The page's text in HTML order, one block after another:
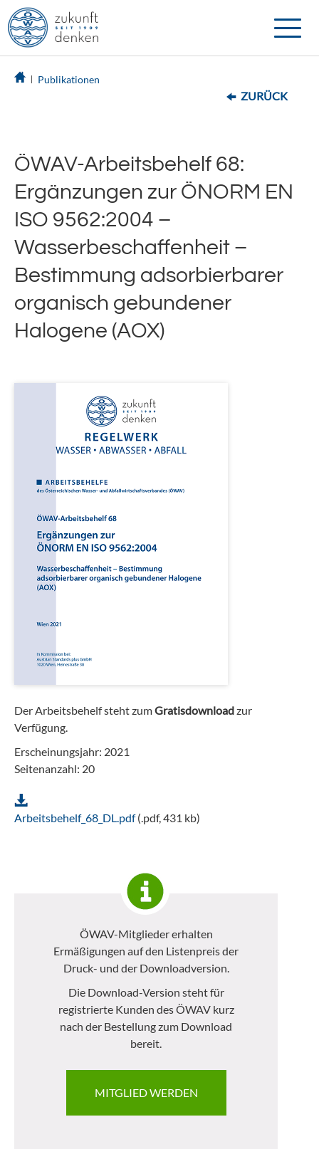
Toggle
Publikationen
ZURÜCK
ÖWAV-Arbeitsbehelf 68:
Ergänzungen zur ÖNORM EN
ISO 9562:2004 –
Wasserbeschaffenheit –
Bestimmung adsorbierbarer
organisch gebundener
Halogene (AOX)
Der Arbeitsbehelf steht zumGratisdownloadzur
Verfügung.
Erscheinungsjahr: 2021
Seitenanzahl: 20
Arbeitsbehelf_68_DL.pdf(.pdf, 431 kb)
ÖWAV-Mitglieder erhalten
Ermäßigungen auf den Listenpreis der
Druck- und der Downloadversion.
Die Download-Version steht für
registrierte Kunden des ÖWAV kurz
nach der Bestellung zum Download
bereit.
MITGLIED WERDEN